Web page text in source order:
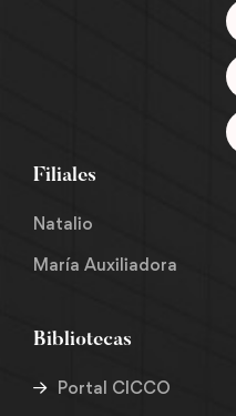
Filiales
Natalio
María Auxiliadora
Bibliotecas
Portal CICCO